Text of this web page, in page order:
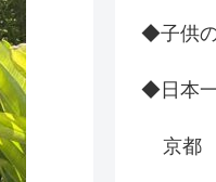
◆子供
◆日本
京都